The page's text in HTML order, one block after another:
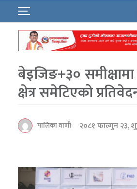
बेइजिङ+३०
क्षेत्र समेटिएको
पालिका वाणी
२०८१ फाल्गुन २३,